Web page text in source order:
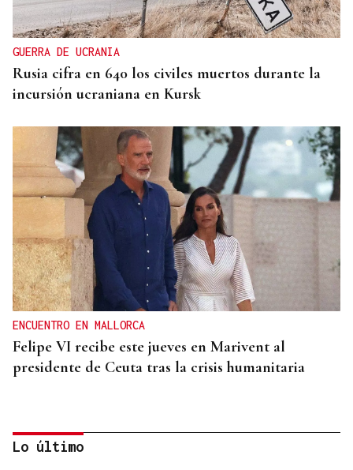
GUERRA DE UCRANIA
Rusia cifra en 640 los civiles muertos durante la
incursión ucraniana en Kursk
ENCUENTRO EN MALLORCA
Felipe VI recibe este jueves en Marivent al
presidente de Ceuta tras la crisis humanitaria
Lo último